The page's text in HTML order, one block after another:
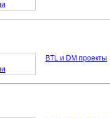
BTL и DM проекты